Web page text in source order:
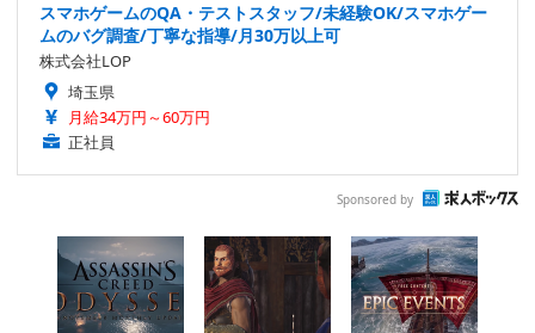
スマホゲームのQA・テストスタッフ/未経験OK/スマホゲー
ムのバグ調査/丁寧な指導/月30万以上可
株式会社LOP
埼玉県
月給34万円～60万円
正社員
Sponsored by